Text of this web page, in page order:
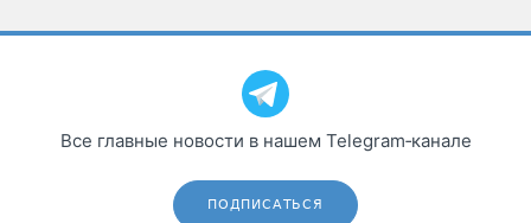
Все главные новости в нашем Telegram‑канале
ПОДПИСАТЬСЯ